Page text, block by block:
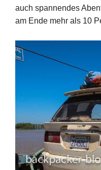
auch spannendes
am Ende mehr als 10